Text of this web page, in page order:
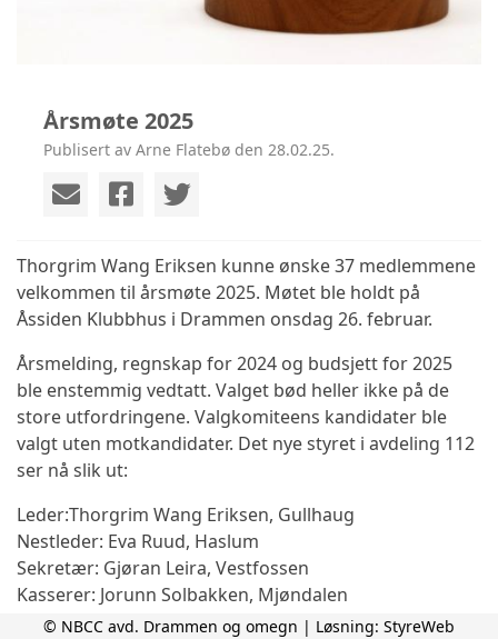
Årsmøte 2025
Publisert av Arne Flatebø den 28.02.25.
Thorgrim Wang Eriksen kunne ønske 37 medlemmene
velkommen til årsmøte 2025. Møtet ble holdt på
Åssiden Klubbhus i Drammen onsdag 26. februar.
Årsmelding, regnskap for 2024 og budsjett for 2025
ble enstemmig vedtatt. Valget bød heller ikke på de
store utfordringene. Valgkomiteens kandidater ble
valgt uten motkandidater. Det nye styret i avdeling 112
ser nå slik ut:
Leder:Thorgrim Wang Eriksen, Gullhaug
Nestleder: Eva Ruud, Haslum
Sekretær: Gjøran Leira, Vestfossen
Kasserer: Jorunn Solbakken, Mjøndalen
Styremedlem: Silje Lund, Lierskogen
© NBCC avd. Drammen og omegn | Løsning: StyreWeb